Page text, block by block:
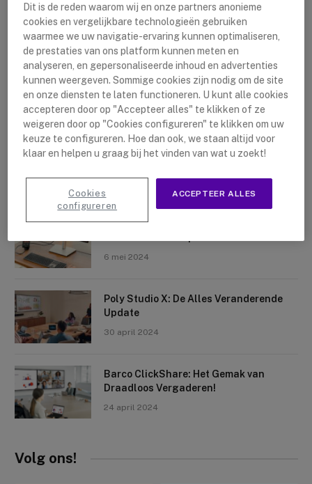
Nieuwste artikelen
Logitech Sight: De Tafelcamera Voor
Crosscall X-Space: Transformeer Je
6 mei 2024
Poly Studio X: De Alles Veranderende
Update
30 april 2024
Barco ClickShare: Het Gemak van
Draadloos Vergaderen!
24 april 2024
Volg ons!
Dit is de reden waarom wij en onze partners anonieme
cookies en vergelijkbare technologieën gebruiken
waarmee we uw navigatie-ervaring kunnen optimaliseren,
de prestaties van ons platform kunnen meten en
analyseren, en gepersonaliseerde inhoud en advertenties
kunnen weergeven. Sommige cookies zijn nodig om de site
en onze diensten te laten functioneren. U kunt alle cookies
accepteren door op "Accepteer alles" te klikken of ze
weigeren door op "Cookies configureren" te klikken om uw
keuze te configureren. Hoe dan ook, we staan altijd voor
klaar en helpen u graag bij het vinden van wat u zoekt!
ACCEPTEER ALLES
Cookies
configureren